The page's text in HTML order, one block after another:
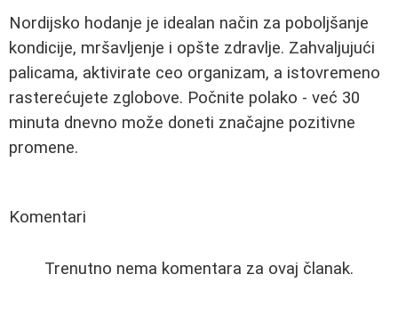
Nordijsko hodanje je idealan način za poboljšanje
kondicije, mršavljenje i opšte zdravlje. Zahvaljujući
palicama, aktivirate ceo organizam, a istovremeno
rasterećujete zglobove. Počnite polako - već 30
minuta dnevno može doneti značajne pozitivne
promene.
Komentari
Trenutno nema komentara za ovaj članak.